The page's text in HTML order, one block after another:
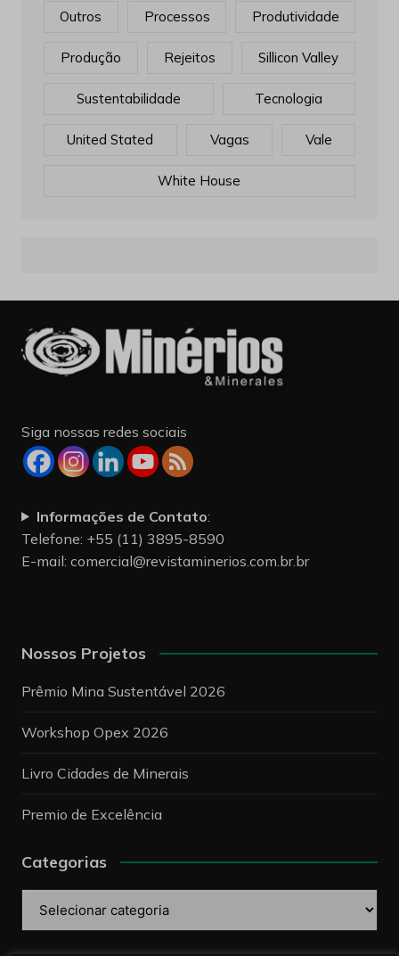
Outros Processos Produtividade
Produção Rejeitos Sillicon Valley
Sustentabilidade Tecnologia
United Stated Vagas Vale
White House
Siga nossas redes sociais
Informações de Contato:
Telefone: +55 (11) 3895-8590
E-mail: comercial@revistaminerios.com.br.br
Nossos Projetos
Prêmio Mina Sustentável 2026
Workshop Opex 2026
Livro Cidades de Minerais
Premio de Excelência
Categorias